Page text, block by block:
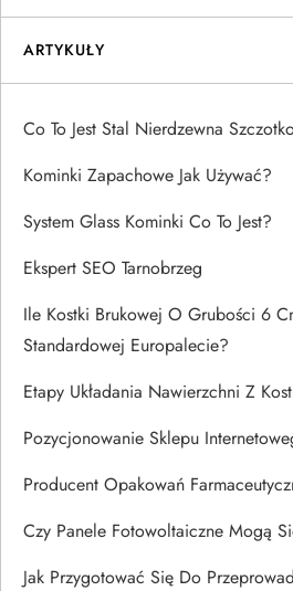
ARTYKUŁY
Co To Jest Stal Nierdzewna
Kominki Zapachowe Jak Używać?
System Glass Kominki Co To Jest?
Ekspert SEO Tarnobrzeg
Ile Kostki Brukowej O Grubości 6
Standardowej Europalecie?
Etapy Układania Nawierzchni Z
Pozycjonowanie Sklepu
Producent Opakowań
Czy Panele Fotowoltaiczne Mogą
Jak Przygotować Się Do